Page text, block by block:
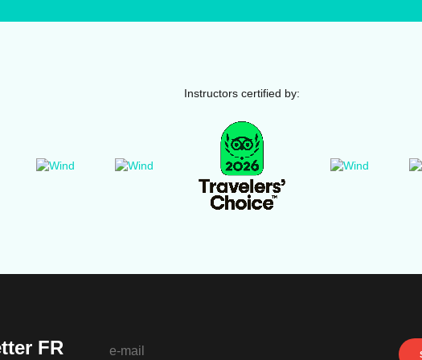
Instructors certified by:
FR